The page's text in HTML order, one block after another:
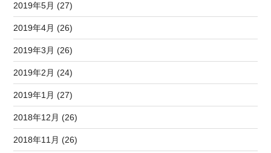
2019年5月 (27)
2019年4月 (26)
2019年3月 (26)
2019年2月 (24)
2019年1月 (27)
2018年12月 (26)
2018年11月 (26)